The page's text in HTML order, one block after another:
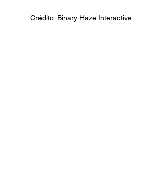
Crédito: Binary Haze Interactive